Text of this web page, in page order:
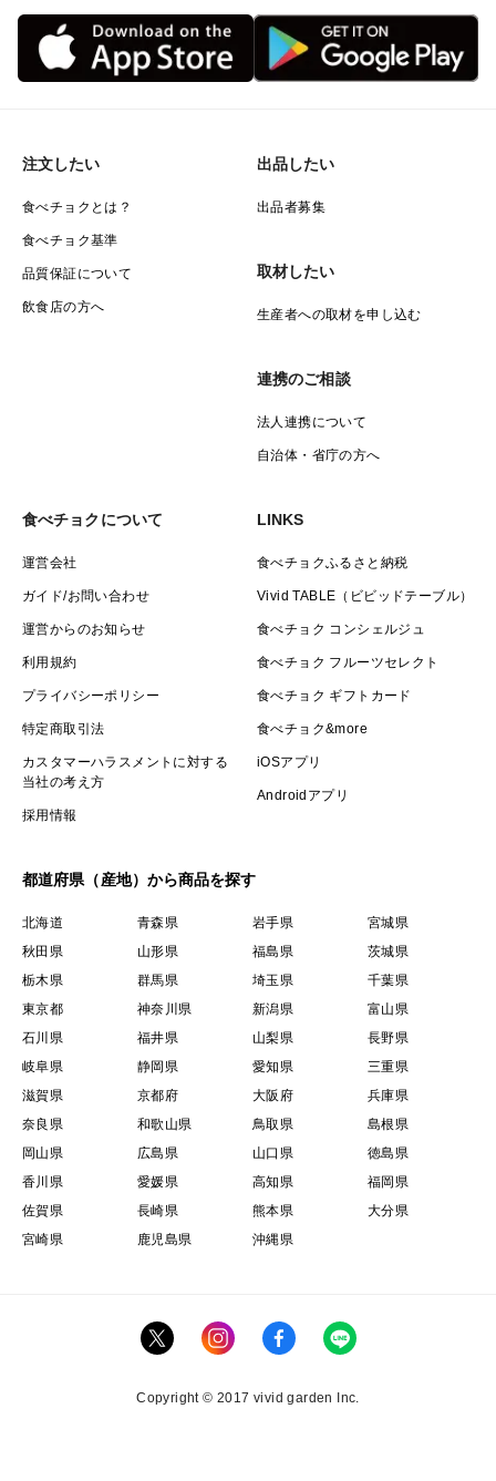
注文したい
食べチョクとは？
食べチョク基準
品質保証について
飲食店の方へ
出品したい
出品者募集
取材したい
生産者への取材を申し込む
連携のご相談
法人連携について
自治体・省庁の方へ
食べチョクについて
運営会社
ガイド/お問い合わせ
運営からのお知らせ
利用規約
プライバシーポリシー
特定商取引法
カスタマーハラスメントに対する
当社の考え方
採用情報
LINKS
食べチョクふるさと納税
Vivid TABLE（ビビッドテーブル）
食べチョク コンシェルジュ
食べチョク フルーツセレクト
食べチョク ギフトカード
食べチョク&more
iOSアプリ
Androidアプリ
都道府県（産地）から商品を探す
北海道 青森県 岩手県
宮城県
秋田県
山形県 福島県
茨城県
栃木県
群馬県 埼玉県
千葉県
東京都
神奈川県 新潟県
富山県
石川県
福井県 山梨県
長野県
岐阜県
静岡県 愛知県
三重県
滋賀県
京都府 大阪府
兵庫県
奈良県
和歌山県 鳥取県
島根県
岡山県
広島県 山口県
徳島県
香川県
愛媛県 高知県
福岡県
佐賀県
長崎県 熊本県
大分県
宮崎県
鹿児島県 沖縄県
Copyright © 2017 vivid garden Inc.